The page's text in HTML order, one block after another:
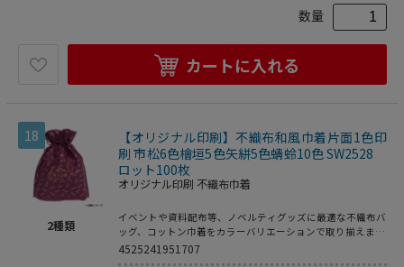
数量
カートに入れる
18
2種類
【オリジナル印刷】不織布和風巾着片面1色印
刷 市松6色檜垣5色矢絣5色蜻蛉10色 SW2528
ロット100枚
オリジナル印刷 不織布巾着
イベントや資料配布等、ノベルティグッズに最適な不織布バ
ッグ、コットン巾着をカラーバリエーションで取り揃えまし
た。片面シルク1色印刷、印刷領域は別途テンプレートでご
4525241951707